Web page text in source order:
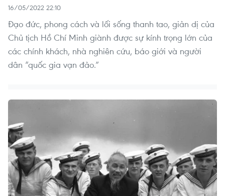
16/05/2022 22:10
Đạo đức, phong cách và lối sống thanh tao, giản dị của
Chủ tịch Hồ Chí Minh giành được sự kính trọng lớn của
các chính khách, nhà nghiên cứu, báo giới và người
dân “quốc gia vạn đảo.”